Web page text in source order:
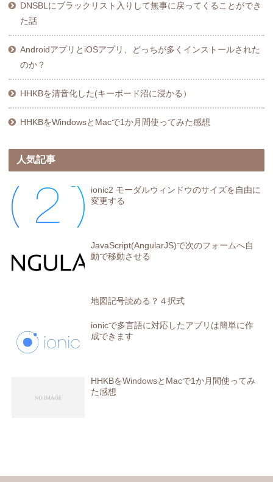
DNSBLにブラックリスト入りして無事に戻ってくることができ
た話
AndroidアプリとiOSアプリ、どっちが多くインストールされた
のか？
HHKBを清音化した(キーボード沼に浸かる）
HHKBをWindowsとMacで1か月間使ってみた感想
人気記事
ionic2 モーダルウィンドウのサイズを自由に
変更する
JavaScript(AngularJS)で次のフォームへ自
動で移動させる
地図記号読める？４択式
ionicで多言語に対応したアプリは簡単に作
成できます
HHKBをWindowsとMacで1か月間使ってみ
た感想